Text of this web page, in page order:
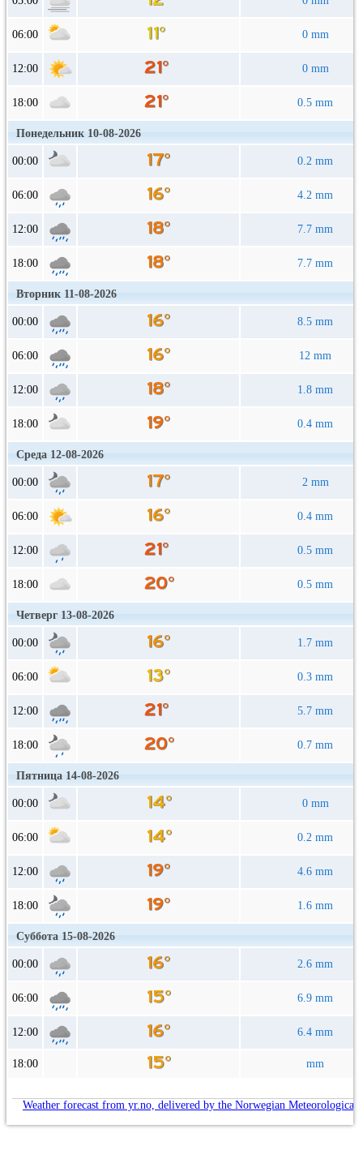
06:00 0 mm
12:00 0 mm
18:00 0.5 mm
Понедельник 10-08-2026
00:00 0.2 mm
06:00 4.2 mm
12:00 7.7 mm
18:00 7.7 mm
Вторник 11-08-2026
00:00 8.5 mm
06:00 12 mm
12:00 1.8 mm
18:00 0.4 mm
Среда 12-08-2026
00:00 2 mm
06:00 0.4 mm
12:00 0.5 mm
18:00 0.5 mm
Четверг 13-08-2026
00:00 1.7 mm
06:00 0.3 mm
12:00 5.7 mm
18:00 0.7 mm
Пятница 14-08-2026
00:00 0 mm
06:00 0.2 mm
12:00 4.6 mm
18:00 1.6 mm
Суббота 15-08-2026
00:00 2.6 mm
06:00 6.9 mm
12:00 6.4 mm
18:00 mm
Weather forecast from yr.no, delivered by the Norwegian Meteorological